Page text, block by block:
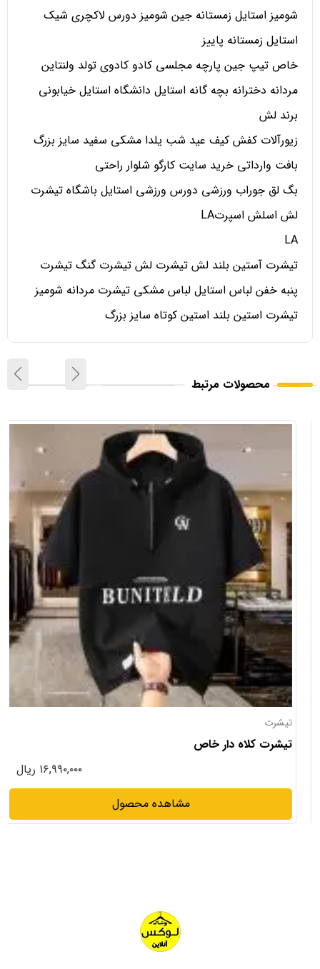
شومیز استایل زمستانه جین شومیز دورس لاکچری شیک
استایل زمستانه پاییز
خاص تیپ جین پارچه مجلسی کادو کادوی تولد ولنتاین
مردانه دخترانه بچه گانه استایل دانشگاه استایل خیابونی
برند لش
زیورآلات کفش کیف عید شب یلدا مشکی سفید سایز بزرگ
بافت وارداتی خرید سایت کارگو شلوار راحتی
بگ لق جوراب ورزشی دورس ورزشی استایل باشگاه تیشرت
لش اسلش اسپرتLA
LA
تیشرت آستین بلند لش تیشرت لش تیشرت گنگ تیشرت
پنبه خفن لباس استایل لباس مشکی تیشرت مردانه شومیز
تیشرت استین بلند استین کوتاه سایز بزرگ
محصولات مرتبط
تیشرت
تیشرت کلاه دار خاص
۱۶,۹۹۰,۰۰۰ ریال
مشاهده محصول